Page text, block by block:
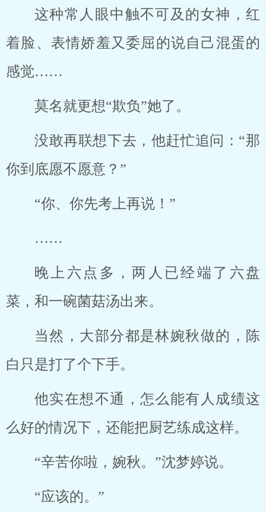
这种常人眼中触不可及的女神，红
着脸、表情娇羞又委屈的说自己混蛋的
感觉……
莫名就更想“欺负”她了。
没敢再联想下去，他赶忙追问：“那
你到底愿不愿意？”
“你、你先考上再说！”
……
晚上六点多，两人已经端了六盘
菜，和一碗菌菇汤出来。
当然，大部分都是林婉秋做的，陈
白只是打了个下手。
他实在想不通，怎么能有人成绩这
么好的情况下，还能把厨艺练成这样。
“辛苦你啦，婉秋。”沈梦婷说。
“应该的。”